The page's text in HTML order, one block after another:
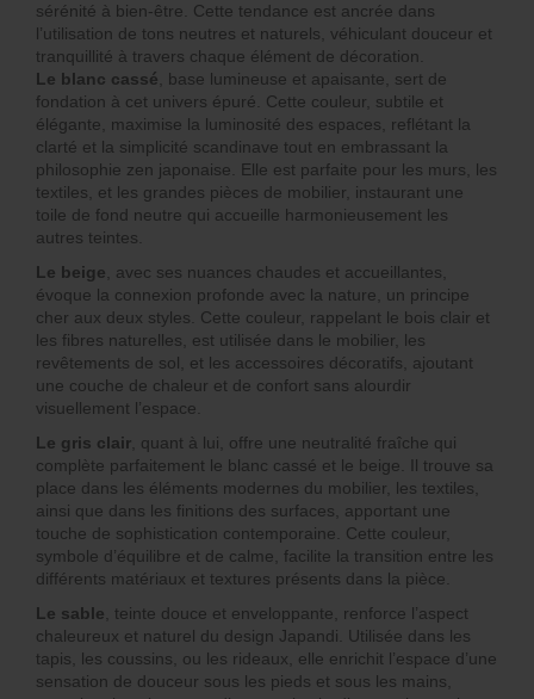
sérénité à bien-être. Cette tendance est ancrée dans
l’utilisation de tons neutres et naturels, véhiculant douceur et
tranquillité à travers chaque élément de décoration.
Le blanc cassé , base lumineuse et apaisante, sert de
fondation à cet univers épuré. Cette couleur, subtile et
élégante, maximise la luminosité des espaces, reflétant la
clarté et la simplicité scandinave tout en embrassant la
philosophie zen japonaise. Elle est parfaite pour les murs, les
textiles, et les grandes pièces de mobilier, instaurant une
toile de fond neutre qui accueille harmonieusement les
autres teintes.
Le beige , avec ses nuances chaudes et accueillantes,
évoque la connexion profonde avec la nature, un principe
cher aux deux styles. Cette couleur, rappelant le bois clair et
les fibres naturelles, est utilisée dans le mobilier, les
revêtements de sol, et les accessoires décoratifs, ajoutant
une couche de chaleur et de confort sans alourdir
visuellement l’espace.
Le gris clair , quant à lui, offre une neutralité fraîche qui
complète parfaitement le blanc cassé et le beige. Il trouve sa
place dans les éléments modernes du mobilier, les textiles,
ainsi que dans les finitions des surfaces, apportant une
touche de sophistication contemporaine. Cette couleur,
symbole d’équilibre et de calme, facilite la transition entre les
différents matériaux et textures présents dans la pièce.
Le sable , teinte douce et enveloppante, renforce l’aspect
chaleureux et naturel du design Japandi. Utilisée dans les
tapis, les coussins, ou les rideaux, elle enrichit l’espace d’une
sensation de douceur sous les pieds et sous les mains,